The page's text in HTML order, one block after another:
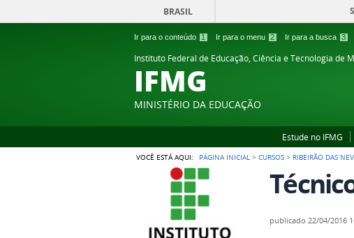
Ir para o conteúdo 1 Ir para o menu 2 Ir para a busca 3
BRASIL
Instituto Federal de Educação, Ciência e Tecnologia de
IFMG
MINISTÉRIO DA EDUCAÇÃO
Estude no IFMG
VOCÊ ESTÁ AQUI: PÁGINA INICIAL >CURSOS > RIBEIRÃO DAS
publicado 22/04/2016